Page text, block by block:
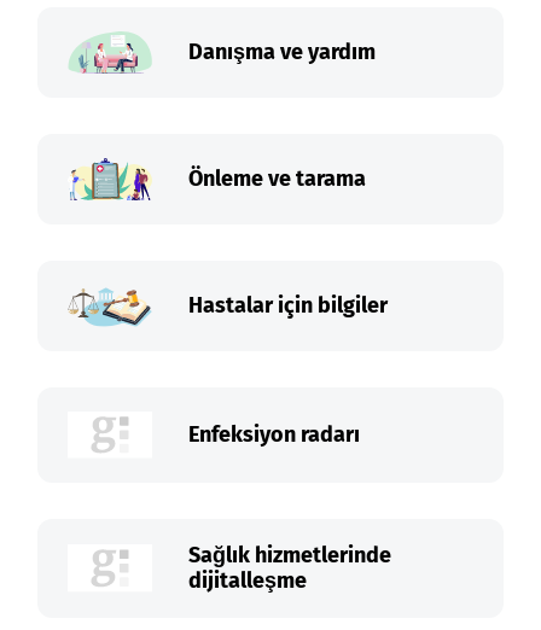
Danışma ve yardım
Önleme ve tarama
Hastalar için bilgiler
Enfeksiyon radarı
Sağlık hizmetlerinde
dijitalleşme